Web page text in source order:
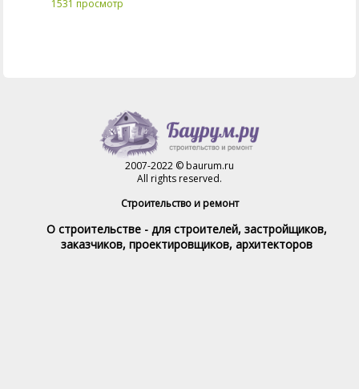
1531 просмотр
2007-2022 © baurum.ru
All rights reserved.
Строительство и ремонт
О строительстве - для строителей, застройщиков,
заказчиков, проектировщиков, архитекторов